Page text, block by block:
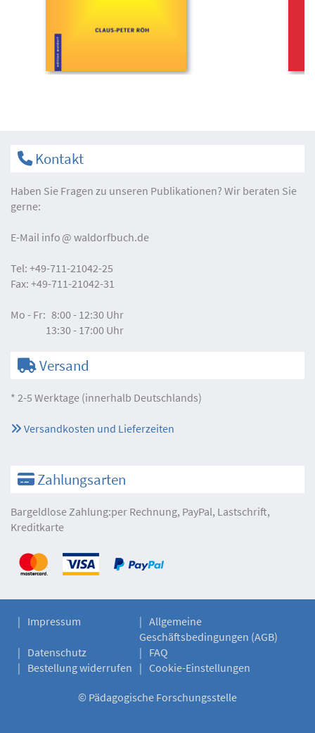
Kontakt
Haben Sie Fragen zu unseren Publikationen? Wir beraten Sie
gerne:
E-Mail info waldorfbuch.de
Tel: +49-711-21042-25
Fax: +49-711-21042-31
Mo - Fr: 8:00 - 12:30 Uhr
13:30 - 17:00 Uhr
Versand
* 2-5 Werktage (innerhalb Deutschlands)
Versandkosten und Lieferzeiten
Zahlungsarten
Bargeldlose Zahlung:per Rechnung, PayPal, Lastschrift,
Kreditkarte
Impressum
Allgemeine
Geschäftsbedingungen (AGB)
Datenschutz
FAQ
Bestellung widerrufen
Cookie-Einstellungen
© Pädagogische Forschungsstelle